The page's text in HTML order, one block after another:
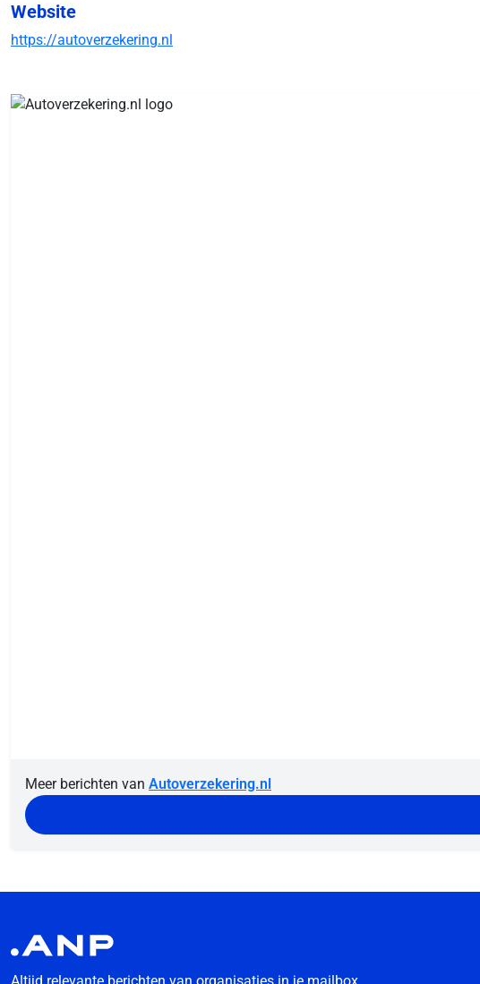
Website
https://autoverzekering.nl
Meer berichten van Autoverzekering.nl